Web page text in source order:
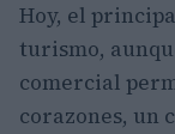
Hoy, el
turismo,
comercial
corazones, un